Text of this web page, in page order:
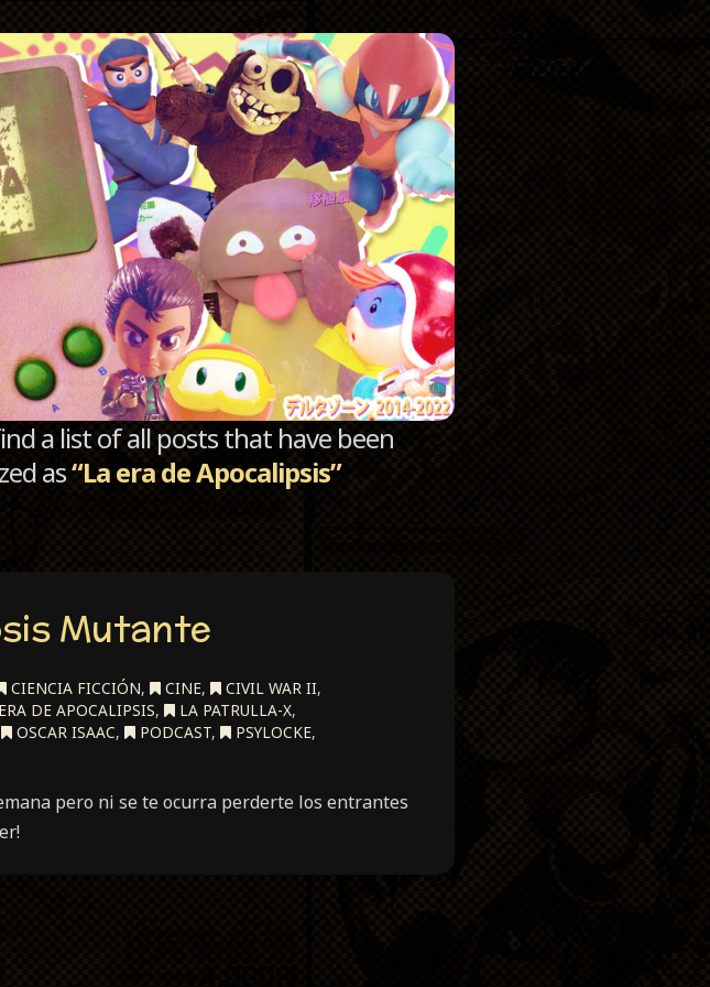
a list of all posts that have been
as“La era de Apocalipsis”
Mutante
CIENCIA FICCIÓN, CINE, CIVIL WAR II,
DE APOCALIPSIS, LA PATRULLA-X,
OSCAR ISAAC, PODCAST, PSYLOCKE,
pero ni se te ocurra perderte los entrantes